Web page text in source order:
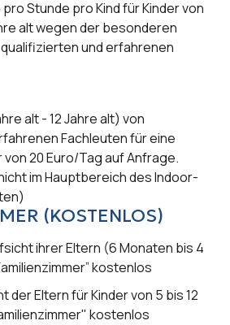
Stunde pro Kind für Kinder von
alt wegen der besonderen
und erfahrenen
alt - 12 Jahre alt) von
Fachleuten für eine
20 Euro/Tag auf Anfrage.
im Hauptbereich des Indoor-
(KOSTENLOS)
ihrer Eltern (6 Monaten bis 4
kostenlos
der Eltern für Kinder von 5 bis 12
kostenlos